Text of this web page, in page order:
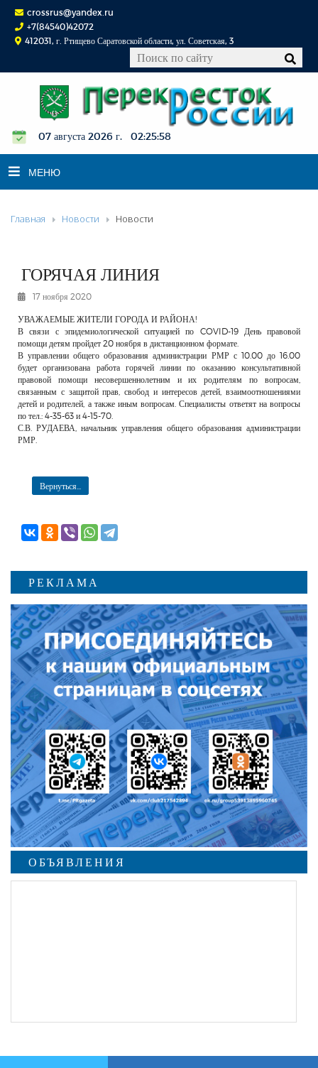
crossrus@yandex.ru
+7(84540)42072
412031, г. Ртищево Саратовской области, ул. Советская, 3
07 августа 2026 г. 02:25:58
МЕНЮ
НОВОСТИ
К СВЕДЕНИЮ
РЕКЛАМОДАТЕЛЯМ
ОБЪЯВЛЕНИЯ
КОНТАКТЫ
Главная Новости Новости
ГОРЯЧАЯ ЛИНИЯ
17 ноября 2020
УВАЖАЕМЫЕ ЖИТЕЛИ ГОРОДА И РАЙОНА!
В связи с эпидемиологической ситуацией по COVID-19 День правовой
помощи детям пройдет 20 ноября в дистанционном формате.
В управлении общего образования администрации РМР с 10.00 до 16.00
будет организована работа горячей линии по оказанию консультативной
правовой помощи несовершеннолетним и их родителям по вопросам,
связанным с защитой прав, свобод и интересов детей, взаимоотношениями
детей и родителей, а также иным вопросам. Специалисты ответят на вопросы
по тел.: 4-35-63 и 4-15-70.
С.В. РУДАЕВА, начальник управления общего образования администрации
РМР.
Вернуться...
РЕКЛАМА
ОБЪЯВЛЕНИЯ